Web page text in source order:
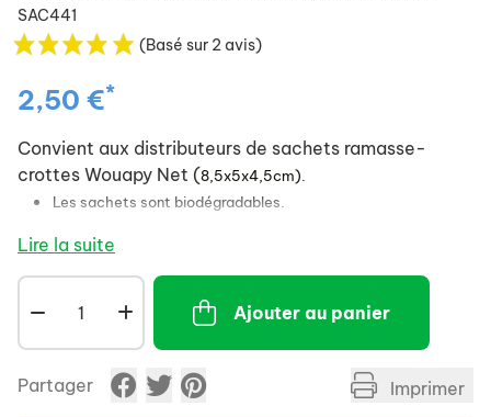
SAC441
(Basé sur 2 avis)
2,50 €*
Convient aux distributeurs de sachets ramasse-
crottes Wouapy Net (8,5x5x4,5cm).
Les sachets sont biodégradables.
Lire la suite
Ajouter au panier
Partager Imprimer